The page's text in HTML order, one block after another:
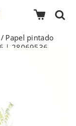
/ Papel pintado
| 28069536